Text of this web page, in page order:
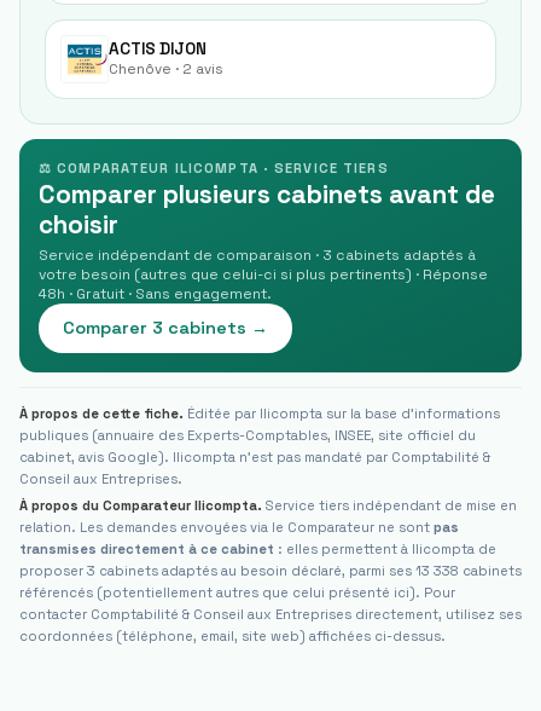
ACTIS DIJON
Chenôve · 2 avis
⚖ COMPARATEUR ILICOMPTA · SERVICE TIERS
Comparer plusieurs cabinets avant de
choisir
Service indépendant de comparaison · 3 cabinets adaptés à
votre besoin (autres que celui-ci si plus pertinents) · Réponse
48h · Gratuit · Sans engagement.
Comparer 3 cabinets →
À propos de cette fiche. Éditée par Ilicompta sur la base d'informations
publiques (annuaire des Experts-Comptables, INSEE, site officiel du
cabinet, avis Google). Ilicompta n'est pas mandaté par Comptabilité &
Conseil aux Entreprises.
À propos du Comparateur Ilicompta. Service tiers indépendant de mise en
relation. Les demandes envoyées via le Comparateur ne sont pas
transmises directement à ce cabinet : elles permettent à Ilicompta de
proposer 3 cabinets adaptés au besoin déclaré, parmi ses 13 338 cabinets
référencés (potentiellement autres que celui présenté ici). Pour
contacter Comptabilité & Conseil aux Entreprises directement, utilisez ses
coordonnées (téléphone, email, site web) affichées ci-dessus.